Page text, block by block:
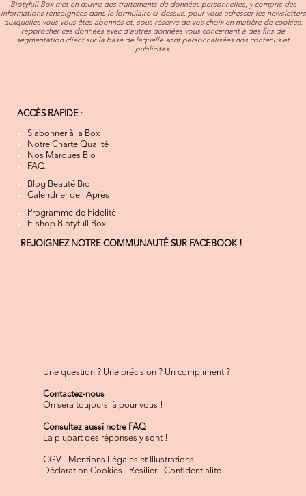
Biotyfull Box met en œuvre des traitements de données personnelles, y compris des
informations renseignées dans le formulaire ci-dessus, pour vous adresser les newsletters
auxquelles vous vous êtes abonnés et, sous réserve de vos choix en matière de cookies,
rapprocher ces données avec d’autres données vous concernant à des fins de
segmentation client sur la base de laquelle sont personnalisées nos contenus et
publicités.
ACCÈS RAPIDE :
S'abonner à la Box
Notre Charte Qualité
Nos Marques Bio
FAQ
Blog Beauté Bio
Calendrier de l'Après
Programme de Fidélité
E-shop Biotyfull Box
REJOIGNEZ NOTRE COMMUNAUTÉ SUR FACEBOOK !
Une question ? Une précision ? Un compliment ?
Contactez-nous
On sera toujours là pour vous !
Consultez aussi notre FAQ
La plupart des réponses y sont !
CGV- Mentions Légales et Illustrations
Déclaration Cookies - Résilier- Confidentialité